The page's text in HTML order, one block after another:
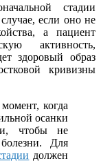
стадии
если оно не
а пациент
активность,
здоровый образ
кривизны
когда
осанки
чтобы не
Для
должен